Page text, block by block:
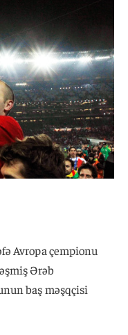
Avropa çempionu
Ərəb
baş məşqçisi